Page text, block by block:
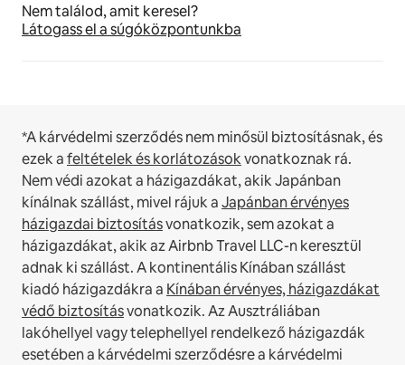
Nem találod, amit keresel?
Látogass el a súgóközpontunkba
*A kárvédelmi szerződés nem minősül biztosításnak, és
ezek afeltételek és korlátozásokvonatkoznak rá.
Nem védi azokat a házigazdákat, akik Japánban
kínálnak szállást, mivel rájuk aJapánban érvényes
házigazdai biztosításvonatkozik, sem azokat a
házigazdákat, akik az Airbnb Travel LLC-n keresztül
adnak ki szállást.A kontinentális Kínában szállást
kiadó házigazdákra a Kínában érvényes, házigazdákat
védő biztosításvonatkozik.Az Ausztráliában
lakóhellyel vagy telephellyel rendelkező házigazdák
esetében a kárvédelmi szerződésre a kárvédelmi